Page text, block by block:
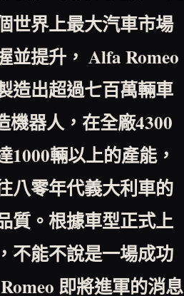
世界上最大汽車市場
並提升， Alfa Romeo
造出超過七百萬輛車
機器人，在全廠4300
1000輛以上的產能，
八零年代義大利車的
質。根據車型正式上
不能不說是一場成功
即將進軍的消息